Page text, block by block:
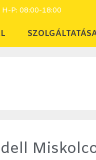
H-P: 08:00-18:00